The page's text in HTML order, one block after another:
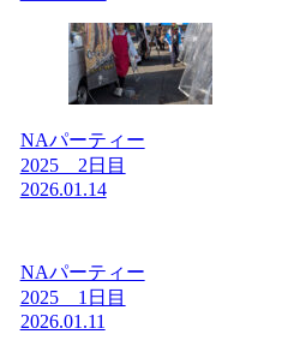
NAパーティー
2025 2日目
2026.01.14
NAパーティー
2025 1日目
2026.01.11